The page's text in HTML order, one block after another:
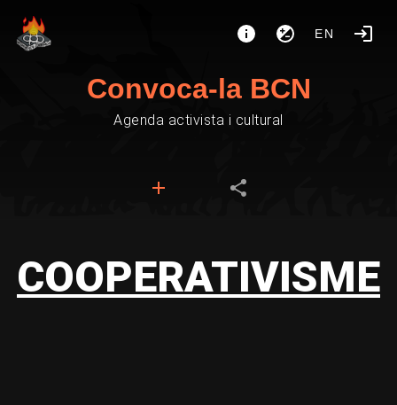
EN
Convoca-la BCN
Agenda activista i cultural
COOPERATIVISME